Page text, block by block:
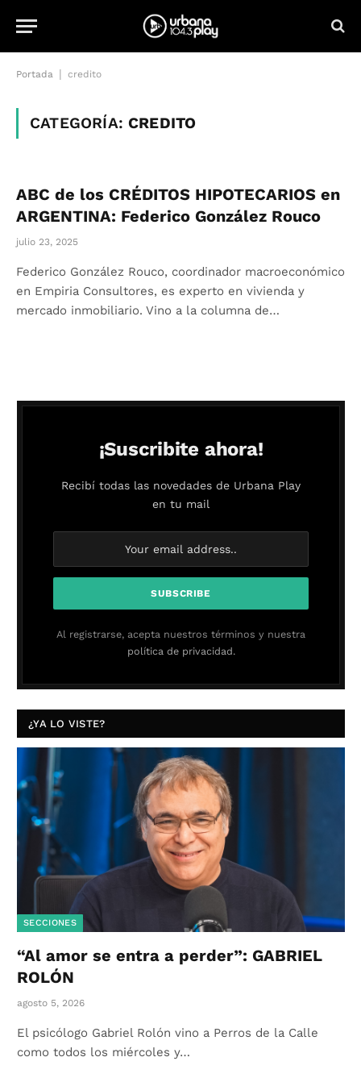
Portada credito
CATEGORÍA:CREDITO
ABC de los CRÉDITOS HIPOTECARIOS en
ARGENTINA: Federico González Rouco
julio 23, 2025
Federico González Rouco, coordinador macroeconómico
en Empiria Consultores, es experto en vivienda y
mercado inmobiliario. Vino a la columna de…
¡Suscribite ahora!
Recibí todas las novedades de Urbana Play
en tu mail
Al registrarse, acepta nuestros términos y nuestra
política de privacidad.
¿YA LO VISTE?
SECCIONES
“Al amor se entra a perder”: GABRIEL
ROLÓN
agosto 5, 2026
El psicólogo Gabriel Rolón vino a Perros de la Calle
como todos los miércoles y…